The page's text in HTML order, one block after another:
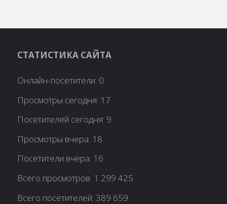
СТАТИСТИКА САЙТА
Онлайн-посетители: 0
Просмотры сегодня: 17
Посетителей сегодня: 9
Просмотры вчера: 18
Посетители вчера: 16
Всего просмотров: 1 299 425
Всего посетителей:389 659